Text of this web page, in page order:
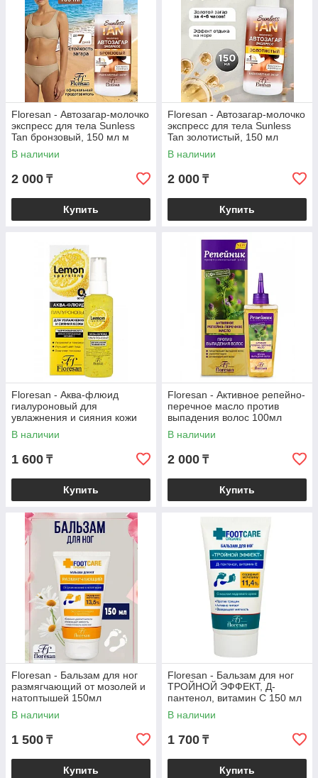
Floresan - Автозагар-молочко
экспресс для тела Sunless
Tan бронзовый, 150 мл м
В наличии
2 000 ₸
Купить
Floresan - Автозагар-молочко
экспресс для тела Sunless
Tan золотистый, 150 мл
В наличии
2 000 ₸
Купить
Floresan - Аква-флюид
гиалуроновый для
увлажнения и сияния кожи
75мл
В наличии
1 600 ₸
Купить
Floresan - Активное репейно-
перечное масло против
выпадения волос 100мл
В наличии
2 000 ₸
Купить
Floresan - Бальзам для ног
размягчающий от мозолей и
натоптышей 150мл
В наличии
1 500 ₸
Купить
Floresan - Бальзам для ног
ТРОЙНОЙ ЭФФЕКТ, Д-
пантенол, витамин С 150 мл
В наличии
1 700 ₸
Купить